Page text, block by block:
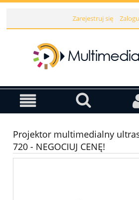
Zarejestruj się
Projektor multimedialny
720 - NEGOCIUJ CENĘ!